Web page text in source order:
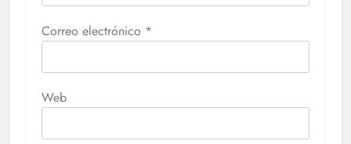
Correo electrónico *
Web